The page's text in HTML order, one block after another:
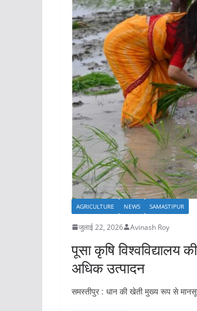
AGRICULTURE NEWS SAMASTIPUR
जुलाई 22, 2026 Avinash Roy
पूसा कृषि
अधिक उत्पादन
समस्तीपुर : धान की खेती मुख्य रूप से